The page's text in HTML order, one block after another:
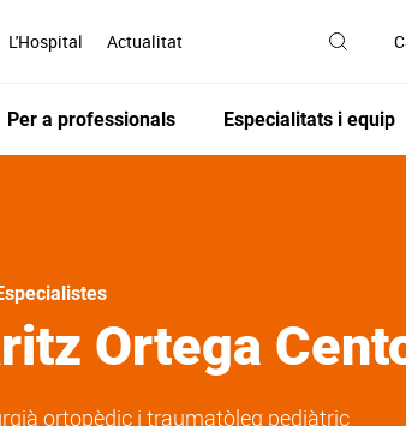
L'Hospital Actualitat
Per a professionals Especialitats i equip
Ortega
ortopèdic i traumatòleg pediàtric